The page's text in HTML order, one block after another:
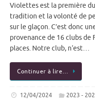
Violettes est la première
tradition et la volonté de
sur le glaçon. C’est donc
provenance de 16 clubs
places. Notre club, n‘est…
Continuer à lire…
12/04/2024 2023 -